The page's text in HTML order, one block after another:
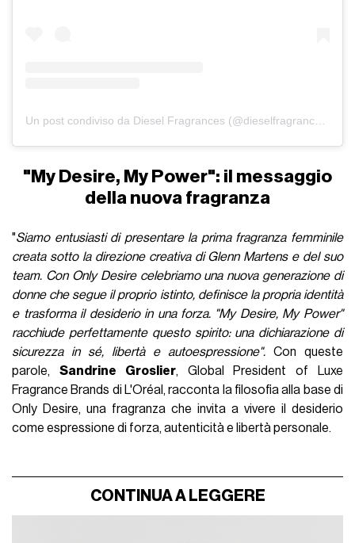
"My Desire, My Power": il messaggio
della nuova fragranza
"Siamo entusiasti di presentare la prima fragranza femminile
creata sotto la direzione creativa di Glenn Martens e del suo
team. Con Only Desire celebriamo una nuova generazione di
donne che segue il proprio istinto, definisce la propria identità
e trasforma il desiderio in una forza. "My Desire, My Power"
racchiude perfettamente questo spirito: una dichiarazione di
sicurezza in sé, libertà e autoespressione". Con queste
parole, Sandrine Groslier, Global President of Luxe
Fragrance Brands di L'Oréal, racconta la filosofia alla base di
Only Desire, una fragranza che invita a vivere il desiderio
come espressione di forza, autenticità e libertà personale.
CONTINUA A LEGGERE